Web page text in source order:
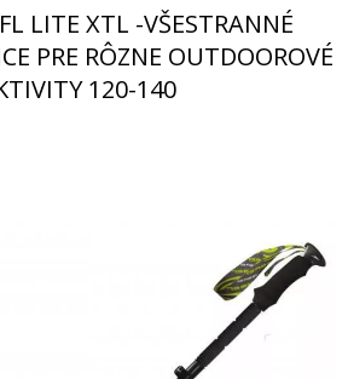
LITE XTL -VŠESTRANNÉ
PRE RÔZNE OUTDOOROVÉ
120-140